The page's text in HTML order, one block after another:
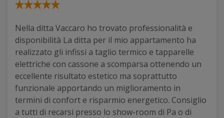
Nella ditta Vaccaro ho trovato professionalità e
disponibilità La ditta per il mio appartamento ha
realizzato gli infissi a taglio termico e tapparelle
elettriche con cassone a scomparsa ottenendo un
eccellente risultato estetico ma soprattutto
funzionale apportando un miglioramento in
termini di confort e risparmio energetico. Consiglio
a tutti di recarsi presso lo show-room di Pa o di